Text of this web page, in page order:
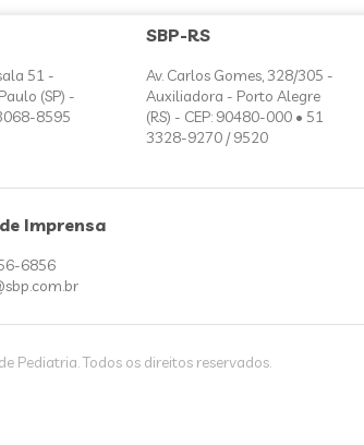
51 -
(SP) -
8595
SBP-RS
Av. Carlos Gomes, 328/305 -
Auxiliadora - Porto Alegre
(RS) - CEP: 90480-000 • 51
3328-9270 / 9520
Imprensa
6856
Pediatria. Todos os direitos reservados.